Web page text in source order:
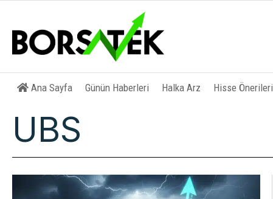
Ana Sayfa Günün Haberleri Halka Arz Hisse Önerileri
UBS